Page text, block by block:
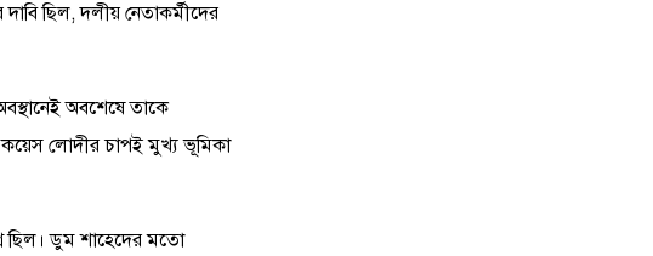
ছিল, দলীয় নেতাকর্মীদের
অবশেষে তাকে
কয়েস লোদীর চাপই মুখ্য ভূমিকা
ছিল। ডুম শাহেদের মতো